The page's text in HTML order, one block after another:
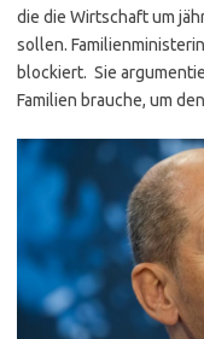
die die Wirtschaft um
sollen.
blockiert. Sie
Familien brauche, um